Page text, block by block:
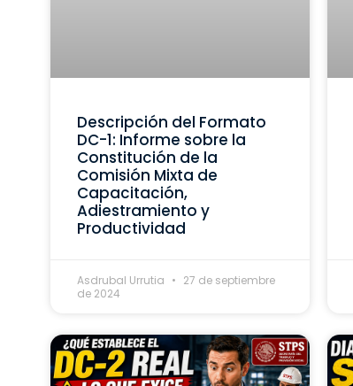
Descripción del Formato
DC-1: Informe sobre la
Constitución de la
Comisión Mixta de
Capacitación,
Adiestramiento y
Productividad
Asdrubal Urrutia
27 de septiembre
de 2024